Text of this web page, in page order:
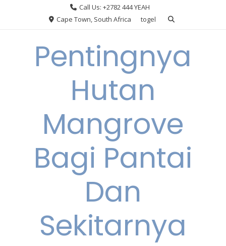
Call Us: +2782 444 YEAH
Cape Town, South Africa
togel
Pentingnya
Hutan
Mangrove
Bagi Pantai
Dan
Sekitarnya